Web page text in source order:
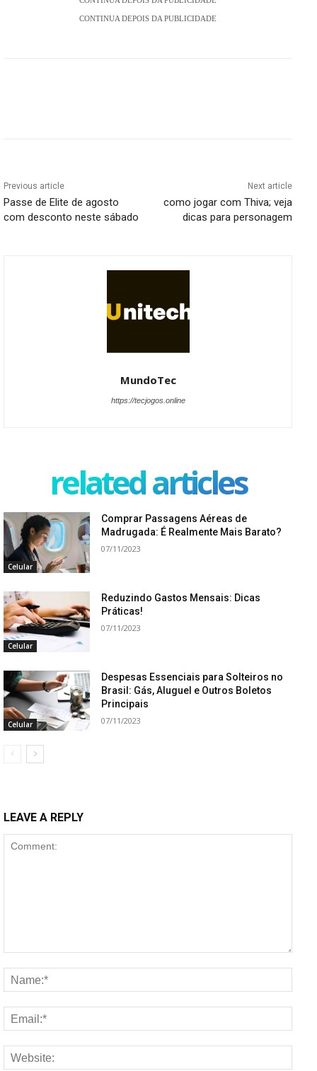
CONTINUA DEPOIS DA PUBLICIDADE
Previous article
Passe de Elite de agosto
com desconto neste sábado
Next article
como jogar com Thiva; veja
dicas para personagem
MundoTec
https://tecjogos.online
related articles
Celular
Comprar Passagens Aéreas de
Madrugada: É Realmente Mais Barato?
07/11/2023
Celular
Reduzindo Gastos Mensais: Dicas
Práticas!
07/11/2023
Celular
Despesas Essenciais para Solteiros no
Brasil: Gás, Aluguel e Outros Boletos
Principais
07/11/2023
LEAVE A REPLY